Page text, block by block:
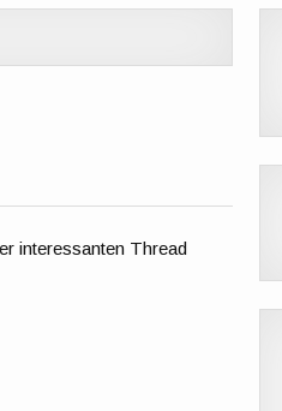
interessanten Thread